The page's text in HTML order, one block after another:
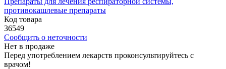
противокашлевые препараты
Код товара
36549
Сообщить о неточности
Нет в продаже
Перед употреблением лекарств проконсультируйтесь с
врачом!